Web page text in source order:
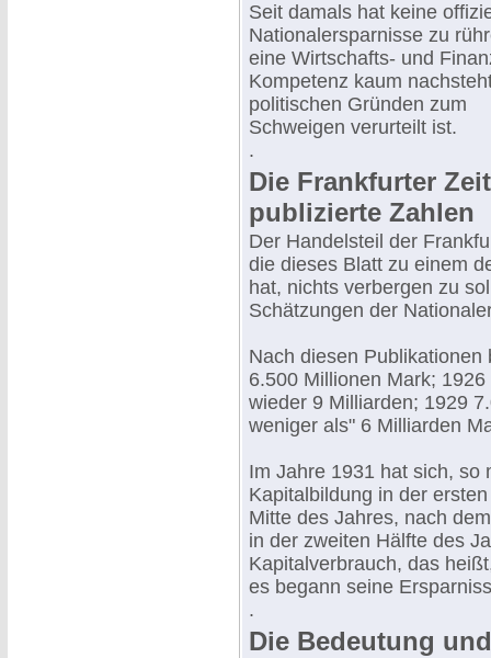
Seit damals hat keine
Nationalersparnisse zu
eine Wirtschafts- und
Kompetenz kaum
politischen Gründen zum
Schweigen verurteilt ist.
.
Die Frankfurter
publizierte Zahlen
Der Handelsteil der
die dieses Blatt zu einem
hat, nichts verbergen zu
Schätzungen der
Nach diesen
6.500 Millionen Mark;
wieder 9 Milliarden; 1929
weniger als" 6 Milliarden
Im Jahre 1931 hat sich, so
Kapitalbildung in der
Mitte des Jahres, nach
in der zweiten Hälfte des
Kapitalverbrauch, das
es begann seine
.
Die Bedeutung